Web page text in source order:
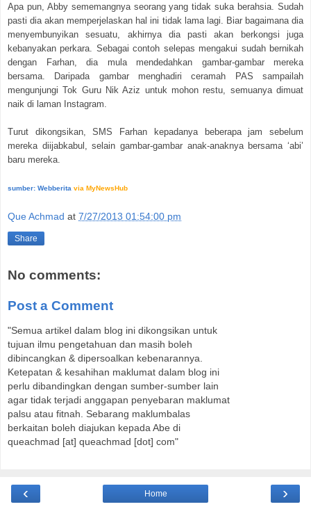
Apa pun, Abby sememangnya seorang yang tidak suka berahsia. Sudah
pasti dia akan memperjelaskan hal ini tidak lama lagi. Biar bagaimana dia
menyembunyikan sesuatu, akhirnya dia pasti akan berkongsi juga
kebanyakan perkara. Sebagai contoh selepas mengakui sudah bernikah
dengan Farhan, dia mula mendedahkan gambar-gambar mereka
bersama. Daripada gambar menghadiri ceramah PAS sampailah
mengunjungi Tok Guru Nik Aziz untuk mohon restu, semuanya dimuat
naik di laman Instagram.
Turut dikongsikan, SMS Farhan kepadanya beberapa jam sebelum
mereka diijabkabul, selain gambar-gambar anak-anaknya bersama ‘abi’
baru mereka.
sumber: Webberita via MyNewsHub
Que Achmad at 7/27/2013 01:54:00 pm
Share
No comments:
Post a Comment
"Semua artikel dalam blog ini dikongsikan untuk
tujuan ilmu pengetahuan dan masih boleh
dibincangkan & dipersoalkan kebenarannya.
Ketepatan & kesahihan maklumat dalam blog ini
perlu dibandingkan dengan sumber-sumber lain
agar tidak terjadi anggapan penyebaran maklumat
palsu atau fitnah. Sebarang maklumbalas
berkaitan boleh diajukan kepada Abe di
queachmad [at] queachmad [dot] com"
‹ ›
Home